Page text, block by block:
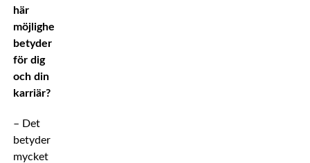
här
möjligheten
betyder
för dig
och din
karriär?
– Det
betyder
mycket